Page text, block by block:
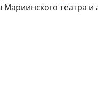
Мариинского театра и